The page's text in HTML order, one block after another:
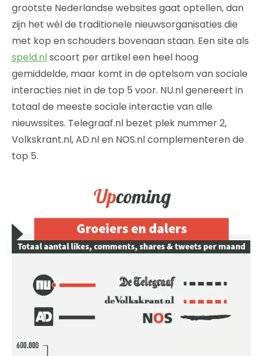
grootste Nederlandse websites gaat optellen, dan
zijn het wél de traditionele nieuwsorganisaties die
met kop en schouders bovenaan staan. Een site als
speld.nlscoort per artikel een heel hoog
gemiddelde, maar komt in de optelsom van sociale
interacties niet in de top 5 voor. NU.nl genereert in
totaal de meeste sociale interactie van alle
nieuwssites. Telegraaf.nl bezet plek nummer 2,
Volkskrant.nl, AD.nl en NOS.nl complementeren de
top 5.